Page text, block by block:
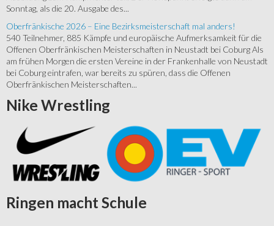
Sonntag, als die 20. Ausgabe des...
Oberfränkische 2026 – Eine Bezirksmeisterschaft mal anders!
540 Teilnehmer, 885 Kämpfe und europäische Aufmerksamkeit für die
Offenen Oberfränkischen Meisterschaften in Neustadt bei Coburg Als
am frühen Morgen die ersten Vereine in der Frankenhalle von Neustadt
bei Coburg eintrafen, war bereits zu spüren, dass die Offenen
Oberfränkischen Meisterschaften...
Nike Wrestling
Ringen macht Schule